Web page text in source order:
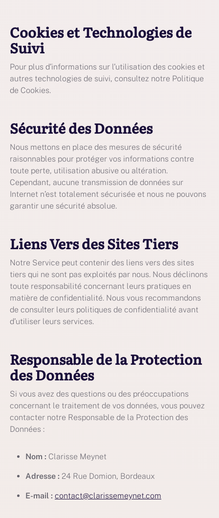
Cookies et Technologies de
Suivi
Pour plus d’informations sur l’utilisation des cookies et
autres technologies de suivi, consultez notre Politique
de Cookies.
Sécurité des Données
Nous mettons en place des mesures de sécurité
raisonnables pour protéger vos informations contre
toute perte, utilisation abusive ou altération.
Cependant, aucune transmission de données sur
Internet n’est totalement sécurisée et nous ne pouvons
garantir une sécurité absolue.
Liens Vers des Sites Tiers
Notre Service peut contenir des liens vers des sites
tiers qui ne sont pas exploités par nous. Nous déclinons
toute responsabilité concernant leurs pratiques en
matière de confidentialité. Nous vous recommandons
de consulter leurs politiques de confidentialité avant
d’utiliser leurs services.
Responsable de la Protection
des Données
Si vous avez des questions ou des préoccupations
concernant le traitement de vos données, vous pouvez
contacter notre Responsable de la Protection des
Données :
Nom : Clarisse Meynet
Adresse : 24 Rue Domion, Bordeaux
E-mail : contact@clarissemeynet.com